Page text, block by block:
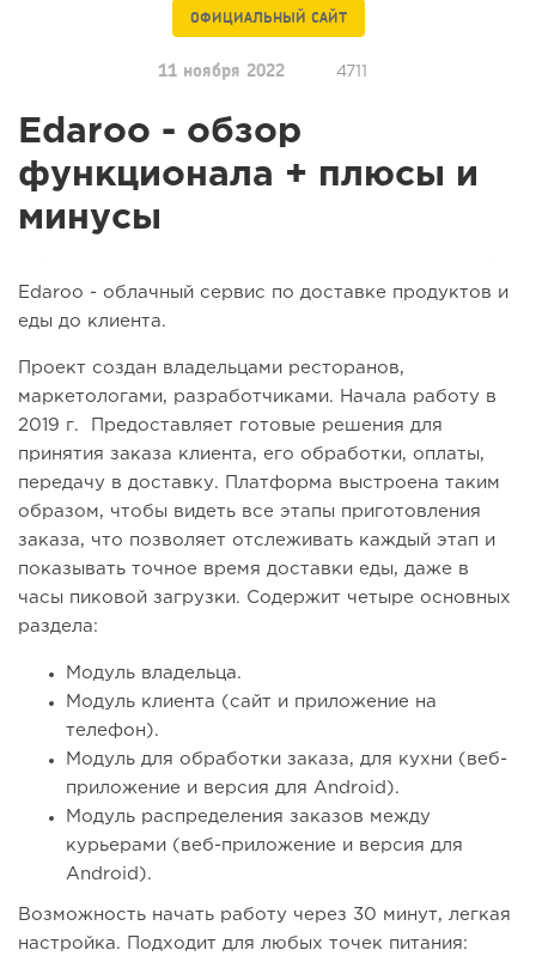
ОФИЦИАЛЬНЫЙ САЙТ
11 ноября 2022 4711
Edaroo - обзор
функционала + плюсы и
минусы
Edaroo - облачный сервис по доставке продуктов и
еды до клиента.
Проект создан владельцами ресторанов,
маркетологами, разработчиками. Начала работу в
2019 г. Предоставляет готовые решения для
принятия заказа клиента, его обработки, оплаты,
передачу в доставку. Платформа выстроена таким
образом, чтобы видеть все этапы приготовления
заказа, что позволяет отслеживать каждый этап и
показывать точное время доставки еды, даже в
часы пиковой загрузки. Содержит четыре основных
раздела:
Модуль владельца.
Модуль клиента (сайт и приложение на
телефон).
Модуль для обработки заказа, для кухни (веб-
приложение и версия для Android).
Модуль распределения заказов между
курьерами (веб-приложение и версия для
Android).
Возможность начать работу через 30 минут, легкая
настройка. Подходит для любых точек питания: